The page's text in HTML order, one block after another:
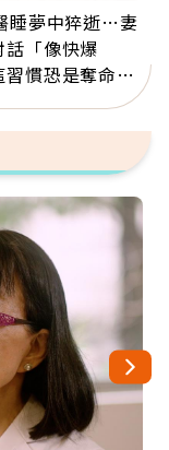
睡夢中猝逝…妻
話「像快爆
慣恐是奪命原
一份工作值得用